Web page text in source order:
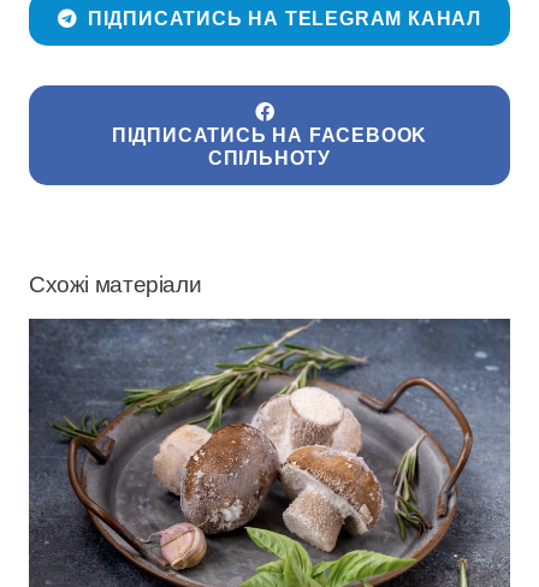
ПІДПИСАТИСЬ НА TELEGRAM КАНАЛ
ПІДПИСАТИСЬ НА FACEBOOK
СПІЛЬНОТУ
Схожі матеріали